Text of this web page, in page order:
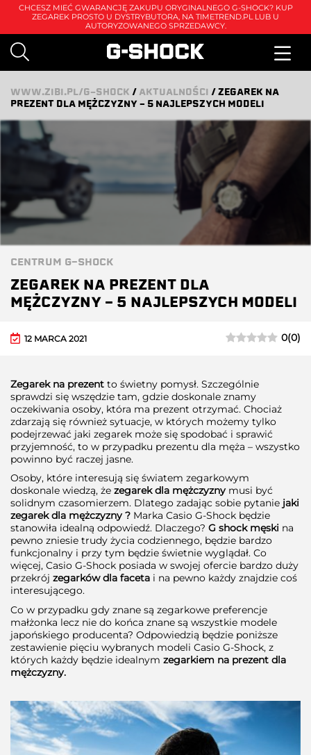
CHCESZ MIEĆ GWARANCJĘ ZAKUPU ORYGINALNEGO G-SHOCK? KUP
ZEGAREK PROSTO U DYSTRYBUTORA, NA TIMETREND.PL LUB U
AUTORYZOWANEGO SPRZEDAWCY.
WWW.ZIBI.PL/G-SHOCK / AKTUALNOŚCI /ZEGAREK NA
PREZENT DLA MĘŻCZYZNY – 5 NAJLEPSZYCH MODELI
CENTRUM G-SHOCK
ZEGAREK NA PREZENT DLA
MĘŻCZYZNY – 5 NAJLEPSZYCH MODELI
12 MARCA 2021 0(0)
Zegarek na prezent to świetny pomysł. Szczególnie
sprawdzi się wszędzie tam, gdzie doskonale znamy
oczekiwania osoby, która ma prezent otrzymać. Chociaż
zdarzają się również sytuacje, w których możemy tylko
podejrzewać jaki zegarek może się spodobać i sprawić
przyjemność, to w przypadku prezentu dla męża – wszystko
powinno być raczej jasne.
Osoby, które interesują się światem zegarkowym
doskonale wiedzą, że zegarek dla mężczyzny musi być
solidnym czasomierzem. Dlatego zadając sobie pytanie jaki
zegarek dla mężczyzny ? Marka Casio G-Shock będzie
stanowiła idealną odpowiedź. Dlaczego? G shock męski na
pewno zniesie trudy życia codziennego, będzie bardzo
funkcjonalny i przy tym będzie świetnie wyglądał. Co
więcej, Casio G-Shock posiada w swojej ofercie bardzo duży
przekrój zegarków dla faceta i na pewno każdy znajdzie coś
interesującego.
Co w przypadku gdy znane są zegarkowe preferencje
małżonka lecz nie do końca znane są wszystkie modele
japońskiego producenta? Odpowiedzią będzie poniższe
zestawienie pięciu wybranych modeli Casio G-Shock, z
których każdy będzie idealnym zegarkiem na prezent dla
mężczyzny.